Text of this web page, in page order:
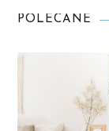
POLECANE